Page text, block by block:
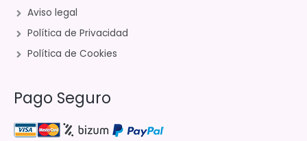
Aviso legal
Política de Privacidad
Política de Cookies
Pago Seguro